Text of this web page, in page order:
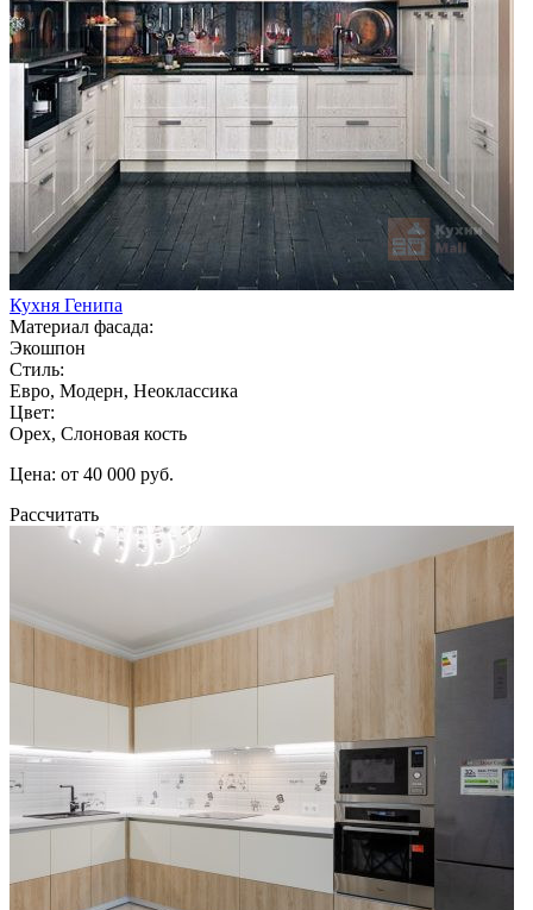
Кухня Генипа
Материал фасада:
Экошпон
Стиль:
Евро, Модерн, Неоклассика
Цвет:
Орех, Слоновая кость
Цена: от 40 000 руб.
Рассчитать